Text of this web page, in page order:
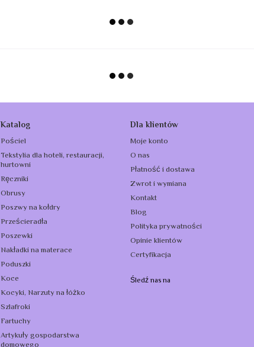
Katalog
Pościel
Tekstylia dla hoteli, restauracji,
hurtowni
Ręczniki
Obrusy
Poszwy na kołdry
Prześcieradła
Poszewki
Nakładki na materace
Poduszki
Koce
Kocyki, Narzuty na łóżko
Szlafroki
Fartuchy
Artykuły gospodarstwa
Dla klientów
Moje konto
O nas
Płatność i dostawa
Zwrot i wymiana
Kontakt
Blog
Polityka prywatności
Opinie klientów
Certyfikacja
Śledź nas na